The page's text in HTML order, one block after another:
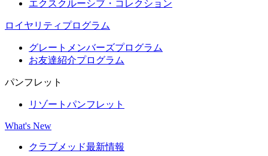
エクスクルーシブ・コレクション
ロイヤリティプログラム
グレートメンバーズプログラム
お友達紹介プログラム
パンフレット
リゾートパンフレット
What's New
クラブメッド最新情報